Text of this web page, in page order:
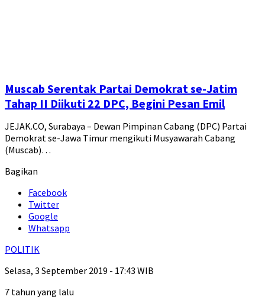
Muscab Serentak Partai Demokrat se-Jatim
Tahap II Diikuti 22 DPC, Begini Pesan Emil
JEJAK.CO, Surabaya – Dewan Pimpinan Cabang (DPC) Partai
Demokrat se-Jawa Timur mengikuti Musyawarah Cabang
(Muscab)…
Bagikan
Facebook
Twitter
Google
Whatsapp
POLITIK
Selasa, 3 September 2019 - 17:43 WIB
7 tahun yang lalu